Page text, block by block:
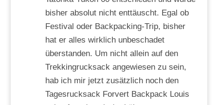
bisher absolut nicht enttäuscht. Egal ob
Festival oder Backpacking-Trip, bisher
hat er alles wirklich unbeschadet
überstanden. Um nicht allein auf den
Trekkingrucksack angewiesen zu sein,
hab ich mir jetzt zusätzlich noch den
Tagesrucksack Forvert Backpack Louis